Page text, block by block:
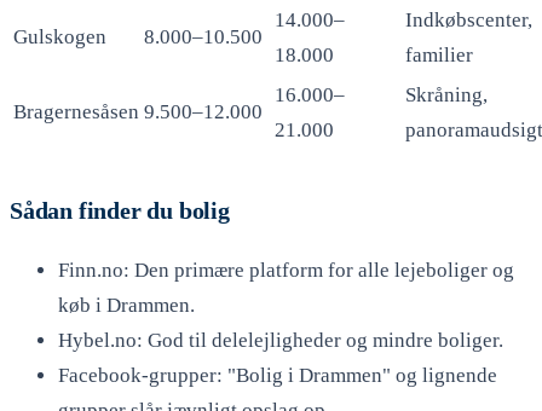
Gulskogen 8.000–10.500
14.000–
18.000
Indkøbscenter,
familier
Bragernesåsen 9.500–12.000
16.000–
21.000
Skråning,
panoramaudsigt
Sådan finder du bolig
Finn.no: Den primære platform for alle lejeboliger og
køb i Drammen.
Hybel.no: God til delelejligheder og mindre boliger.
Facebook-grupper: "Bolig i Drammen" og lignende